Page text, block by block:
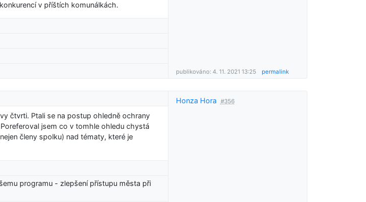
v příštích komunálkách.
publikováno: 4. 11. 2021 13:25 permalink
čtvrti. Ptali se na postup ohledně ochrany
jsem co v tomhle ohledu chystá
členy spolku) nad tématy, které je
programu - zlepšení přístupu města při
Honza Hora #356